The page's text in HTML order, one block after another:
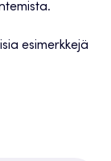
esimerkkejä